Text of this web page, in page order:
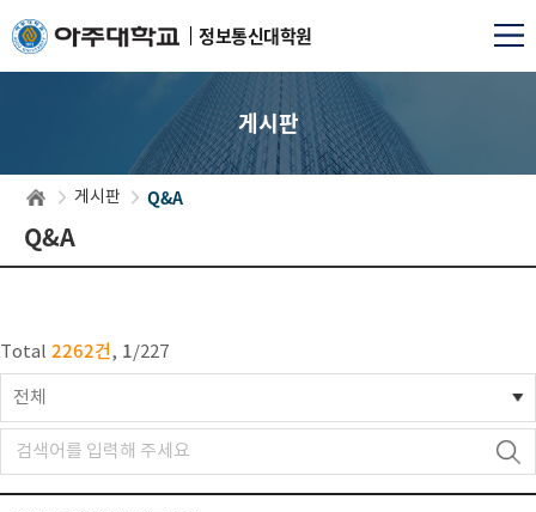
정보통신대학원
게시판
게시판 Q&A
Q&A
Total 2262건, 1/227
전체